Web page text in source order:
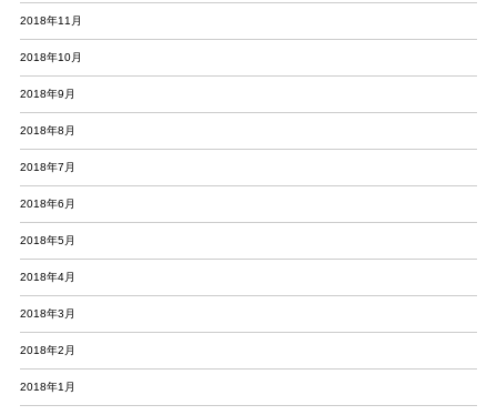
2018年11月
2018年10月
2018年9月
2018年8月
2018年7月
2018年6月
2018年5月
2018年4月
2018年3月
2018年2月
2018年1月